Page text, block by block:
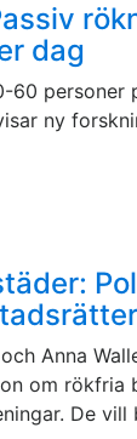
dag
60
ny
Anna
om rökfria
De vill